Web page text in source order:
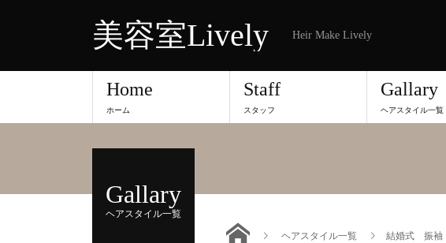
美容室Lively Heir Make Lively
Home
ホーム
Staff
スタッフ
Gallary
ヘアスタイル一覧
Gallary
ヘアスタイル一覧
ヘアスタイル一覧 結婚式 振袖